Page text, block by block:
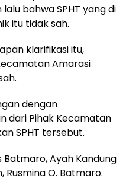
bahwa SPHT yang di
itu tidak sah.
klarifikasi itu,
Amarasi
dengan
dari Pihak Kecamatan
SPHT tersebut.
Batmaro, Ayah Kandung
Rusmina O. Batmaro.